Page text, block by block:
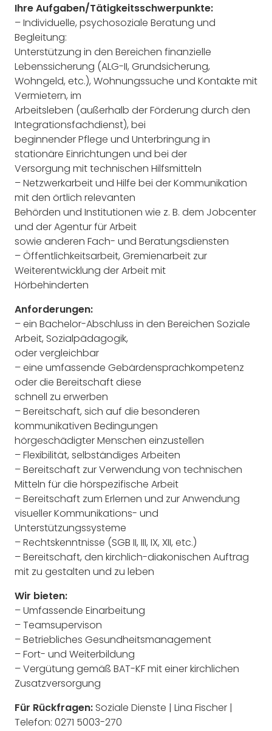
Ihre Aufgaben/Tätigkeitsschwerpunkte:
– Individuelle, psychosoziale Beratung und
Begleitung:
Unterstützung in den Bereichen finanzielle
Lebenssicherung (ALG-II, Grundsicherung,
Wohngeld, etc.), Wohnungssuche und Kontakte mit
Vermietern, im
Arbeitsleben (außerhalb der Förderung durch den
Integrationsfachdienst), bei
beginnender Pflege und Unterbringung in
stationäre Einrichtungen und bei der
Versorgung mit technischen Hilfsmitteln
– Netzwerkarbeit und Hilfe bei der Kommunikation
mit den örtlich relevanten
Behörden und Institutionen wie z. B. dem Jobcenter
und der Agentur für Arbeit
sowie anderen Fach- und Beratungsdiensten
– Öffentlichkeitsarbeit, Gremienarbeit zur
Weiterentwicklung der Arbeit mit
Hörbehinderten
Anforderungen:
– ein Bachelor-Abschluss in den Bereichen Soziale
Arbeit, Sozialpädagogik,
oder vergleichbar
– eine umfassende Gebärdensprachkompetenz
oder die Bereitschaft diese
schnell zu erwerben
– Bereitschaft, sich auf die besonderen
kommunikativen Bedingungen
hörgeschädigter Menschen einzustellen
– Flexibilität, selbständiges Arbeiten
– Bereitschaft zur Verwendung von technischen
Mitteln für die hörspezifische Arbeit
– Bereitschaft zum Erlernen und zur Anwendung
visueller Kommunikations- und
Unterstützungssysteme
– Rechtskenntnisse (SGB II, III, IX, XII, etc.)
– Bereitschaft, den kirchlich-diakonischen Auftrag
mit zu gestalten und zu leben
Wir bieten:
– Umfassende Einarbeitung
– Teamsupervison
– Betriebliches Gesundheitsmanagement
– Fort- und Weiterbildung
– Vergütung gemäß BAT-KF mit einer kirchlichen
Zusatzversorgung
Für Rückfragen: Soziale Dienste | Lina Fischer |
Telefon: 0271 5003-270